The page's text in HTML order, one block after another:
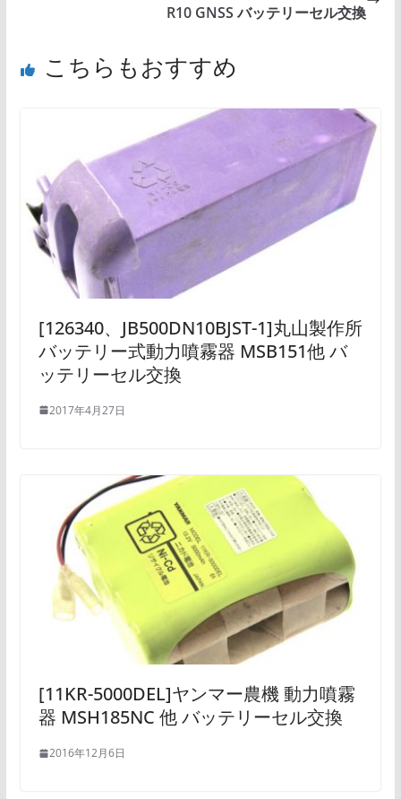
R10 GNSS バッテリーセル交換
こちらもおすすめ
[126340、JB500DN10BJST-1]丸山製作所
バッテリー式動力噴霧器 MSB151他 バ
ッテリーセル交換
2017年4月27日
[11KR-5000DEL]ヤンマー農機 動力噴霧
器 MSH185NC 他 バッテリーセル交換
2016年12月6日